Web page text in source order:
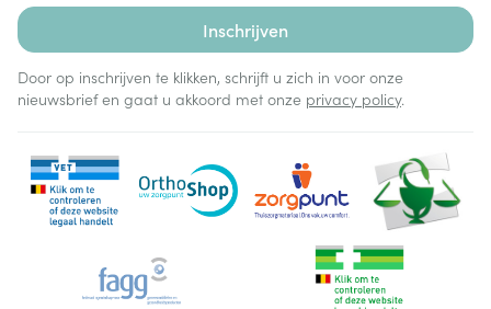
Inschrijven
Door op inschrijven te klikken, schrijft u zich in voor onze
nieuwsbrief en gaat u akkoord met onze privacy policy.